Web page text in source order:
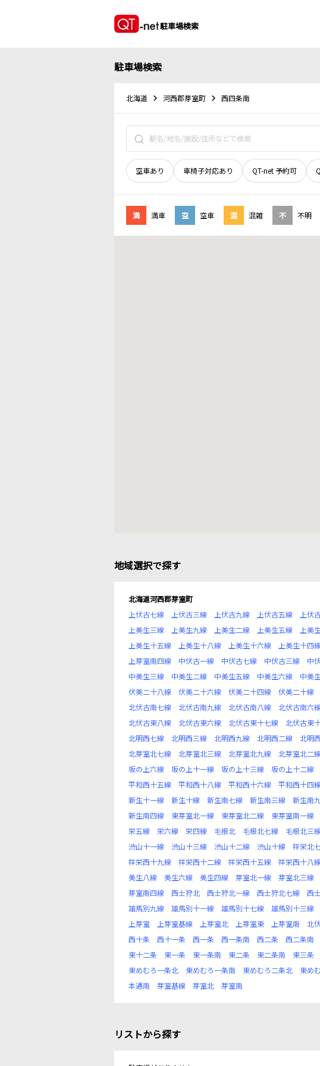
駐車場検索
駐車場検索
北海道 河西郡芽室町 西四条南
空車あり 車椅子対応あり QT-net 予約可
満 満車 空 空車 混 混雑 不 不明
地域選択で探す
北海道河西郡芽室町
上伏古七線
上伏古三線 上伏古九線 上伏古五線 上伏
上美生三線
上美生九線 上美生二線 上美生五線 上美
上美生十五線
上美生十八線 上美生十六線 上美生十四線
上芽室南四線
中伏古一線 中伏古七線 中伏古三線 中
中美生三線
中美生二線 中美生五線 中美生六線 中美
伏美二十八線
伏美二十六線 伏美二十四線 伏美二十線
北伏古南七線
北伏古南九線 北伏古南八線 北伏古南六線
北伏古東八線
北伏古東六線 北伏古東十七線 北伏古東
北明西七線
北明西三線 北明西九線 北明西二線 北明
北芽室北七線
北芽室北三線 北芽室北九線 北芽室北二線
坂の上六線
坂の上十一線 坂の上十三線 坂の上十二線
平和西十五線
平和西十八線 平和西十六線 平和西十四線
新生十一線
新生十線 新生南七線 新生南三線 新生南
新生南四線
東芽室北一線 東芽室北二線 東芽室南一線
栄五線
栄六線 栄四線 毛根北 毛根北七線 毛根北三線
渋山十一線
渋山十三線 渋山十二線 渋山十線 祥栄北
祥栄西十九線
祥栄西十二線 祥栄西十五線 祥栄西十八線
美生八線
美生六線 美生四線 芽室北一線 芽室北三線
芽室南四線
西士狩北 西士狩北一線 西士狩北七線 西
雄馬別九線
雄馬別十一線 雄馬別十七線 雄馬別十三線
上芽室
上芽室基線 上芽室北 上芽室東 上芽室南 北
西十条
西十一条 西一条 西一条南 西二条 西二条南
東十二条
東一条 東一条南 東二条 東二条南 東三条
東めむろ一条北
東めむろ一条南 東めむろ二条北 東め
本通南
芽室基線 芽室北 芽室南
リストから探す